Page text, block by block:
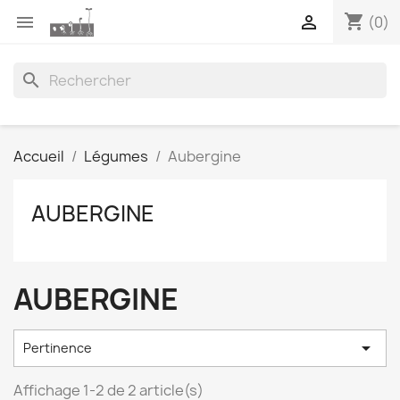
 shopping_cart (0)

search
Accueil Légumes Aubergine
AUBERGINE
AUBERGINE
Pertinence 
Affichage 1-2 de 2 article(s)